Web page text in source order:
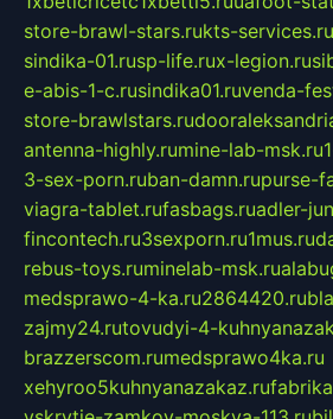
store-brawl-stars.rukts-services.ru
sindika-01.rusp-life.rux-legion.ru
e-abis-1-c.rusindika01.ruvenda-
store-brawlstars.ru
antenna-highly.rumine-lab-msk.ru
3-sex-porn.ruban-damn.rupurse-
viagra-tablet.rufasbags.ruadler-
fincontech.ru3sexporn.ru1mus.ru
rebus-toys.ruminelab-msk.ru
medsprawo-4-ka.ru2864420.ru
zajmy24.rutovudyi-4-
brazzerscom.rumedsprawo4ka.ru
xehyroo5kuhnyanazakaz.ru